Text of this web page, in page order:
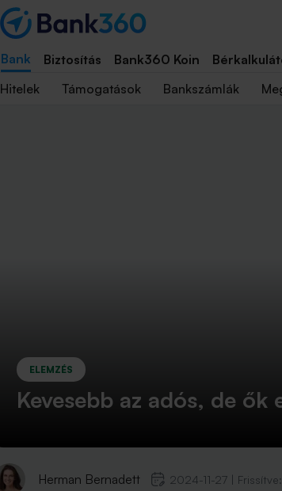
Bank Biztosítás Bank360 Koin
Hitelek
Támogatások Bankszámlák
ELEMZÉS
Kevesebb az adós, de
Herman Bernadett 2024-11-27 Frissítve: